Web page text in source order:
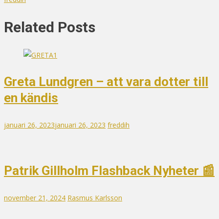
Related Posts
Greta Lundgren – att vara dotter till
en kändis
januari 26, 2023januari 26, 2023 freddih
Patrik Gillholm Flashback Nyheter 📰
november 21, 2024 Rasmus Karlsson